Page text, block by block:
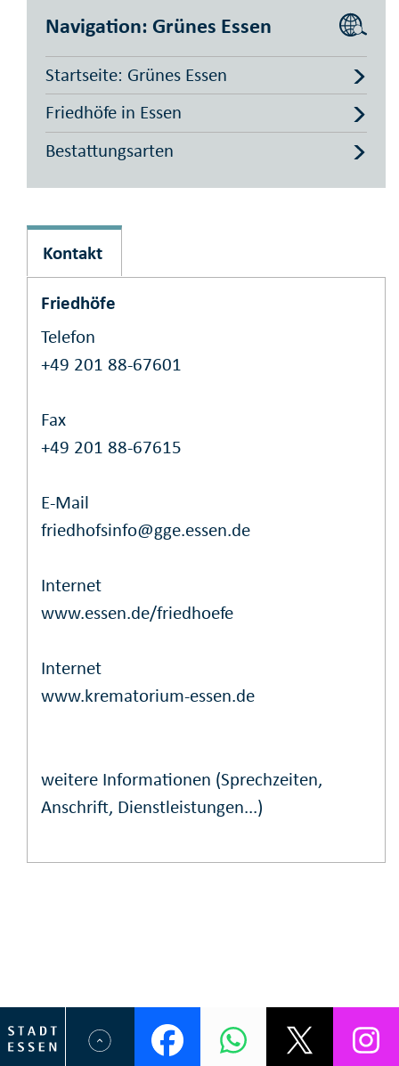
Navigation: Grünes Essen
Startseite: Grünes Essen
Friedhöfe in Essen
Bestattungsarten
Kontakt
Friedhöfe
Telefon
+49 201 88-67601
Fax
+49 201 88-67615
E-Mail
friedhofsinfo@gge.essen.de
Internet
www.essen.de/friedhoefe
Internet
www.krematorium-essen.de
weitere Informationen (Sprechzeiten,
Anschrift, Dienstleistungen...)